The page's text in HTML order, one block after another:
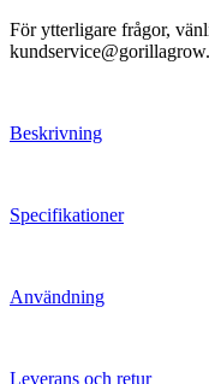
För ytterligare frågor,
Beskrivning
Specifikationer
Användning
Leverans och retur